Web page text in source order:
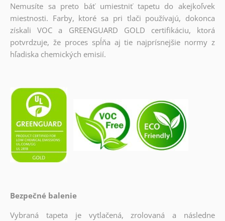
Nemusíte sa preto báť umiestniť tapetu do akejkoľvek
miestnosti. Farby, ktoré sa pri tlači používajú, dokonca
získali VOC a GREENGUARD GOLD certifikáciu, ktorá
potvrdzuje, že proces spĺňa aj tie najprísnejšie normy z
hľadiska chemických emisií.
Bezpečné balenie
Vybraná tapeta je vytlačená, zrolovaná a následne